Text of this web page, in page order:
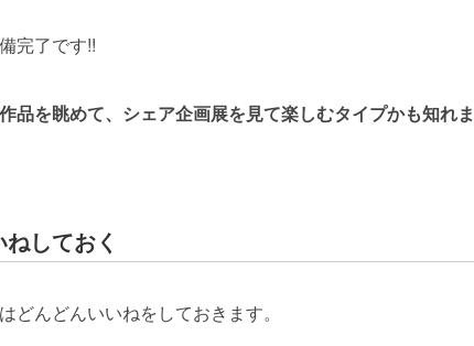
完了です!!
品を眺めて、シェア企画展を見て楽しむタイプかも知れま
しておく
どんどんいいねをしておきます。